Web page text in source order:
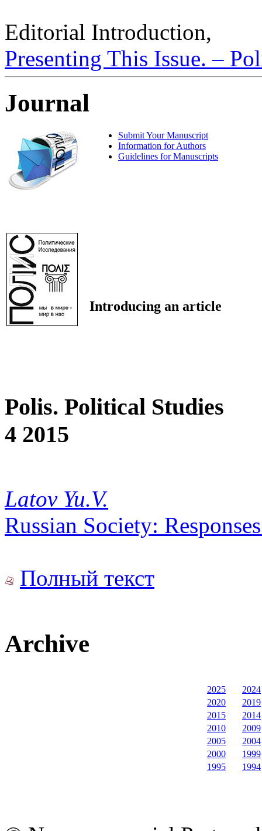
Editorial Introduction,
Presenting This Issue. –
Journal
Submit Your Manuscript
Information for Authors
Guidelines for Manuscripts
Introducing an article
Polis. Political Studies
4 2015
Latov Yu.V.
Russian Society:
Полный текст
Archive
2025
2024
2020
2019
2015
2014
2010
2009
2005
2004
2000
1999
1995
1994